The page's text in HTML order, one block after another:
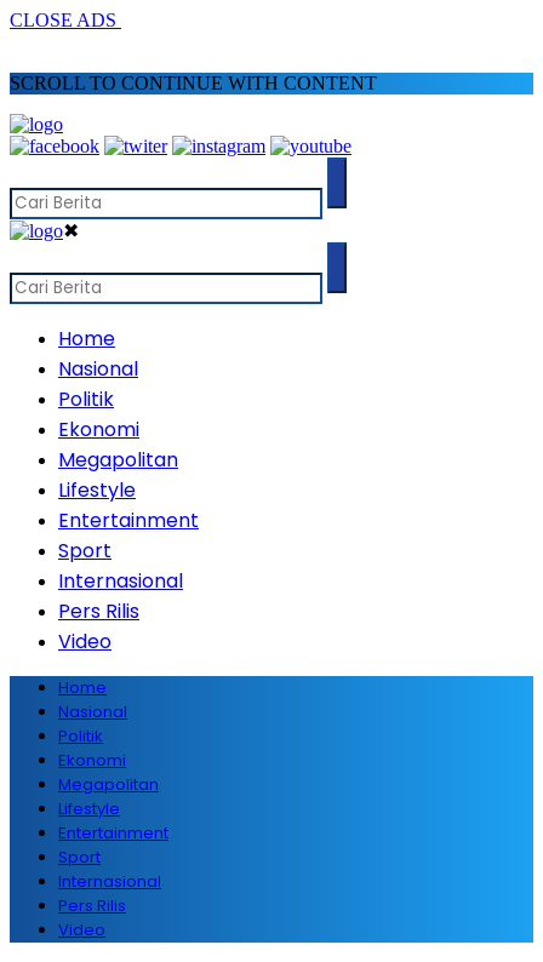
CLOSE ADS
SCROLL TO CONTINUE WITH CONTENT
✖
Home
Nasional
Politik
Ekonomi
Megapolitan
Lifestyle
Entertainment
Sport
Internasional
Pers Rilis
Video
Home
Nasional
Politik
Ekonomi
Megapolitan
Lifestyle
Entertainment
Sport
Internasional
Pers Rilis
Video